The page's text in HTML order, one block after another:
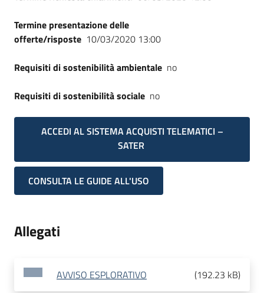
Termine presentazione delle
offerte/risposte 10/03/2020 13:00
Requisiti di sostenibilità ambientale no
Requisiti di sostenibilità sociale no
ACCEDI AL SISTEMA ACQUISTI TELEMATICI –
SATER
CONSULTA LE GUIDE ALL'USO
Allegati
AVVISO ESPLORATIVO (192.23 kB)